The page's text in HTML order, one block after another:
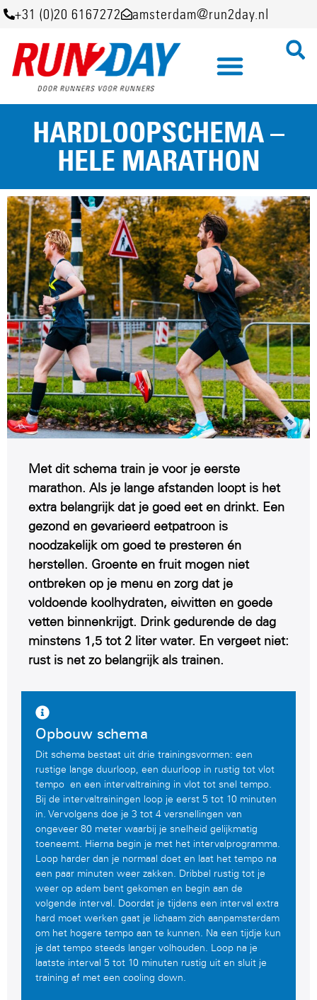
+31 (0)20 6167272 amsterdam@run2day.nl
HARDLOOPSCHEMA –
HELE MARATHON
Met dit schema train je voor je eerste
marathon. Als je lange afstanden loopt is het
extra belangrijk dat je goed eet en drinkt. Een
gezond en gevarieerd eetpatroon is
noodzakelijk om goed te presteren én
herstellen. Groente en fruit mogen niet
ontbreken op je menu en zorg dat je
voldoende koolhydraten, eiwitten en goede
vetten binnenkrijgt. Drink gedurende de dag
minstens 1,5 tot 2 liter water. En vergeet niet:
rust is net zo belangrijk als trainen.
Opbouw schema
Dit schema bestaat uit drie trainingsvormen: een
rustige lange duurloop, een duurloop in rustig tot vlot
tempo en een intervaltraining in vlot tot snel tempo.
Bij de intervaltrainingen loop je eerst 5 tot 10 minuten
in. Vervolgens doe je 3 tot 4 versnellingen van
ongeveer 80 meter waarbij je snelheid gelijkmatig
toeneemt. Hierna begin je met het intervalprogramma.
Loop harder dan je normaal doet en laat het tempo na
een paar minuten weer zakken. Dribbel rustig tot je
weer op adem bent gekomen en begin aan de
volgende interval. Doordat je tijdens een interval extra
hard moet werken gaat je lichaam zich aanpamsterdam
om het hogere tempo aan te kunnen. Na een tijdje kun
je dat tempo steeds langer volhouden. Loop na je
laatste interval 5 tot 10 minuten rustig uit en sluit je
training af met een cooling down.